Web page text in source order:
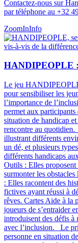
Contactez-nous sur
par téléphone au +32
ZoomInInfo
HANDIPEOPLE
Le jeu
pour sensibiliser les
l’importance de
permet aux participants
situation de handicap
rencontre au
illustrant différents
un dé, et plusieurs
différents handicaps
Outils : Elles proposent
surmonter les
: Elles racontent des
fictives ayant réussi à
rêves. Cartes Aide à la
joueurs de s’entraider
introduisent des défis à
avec l’inclusion. Le
personne en situation